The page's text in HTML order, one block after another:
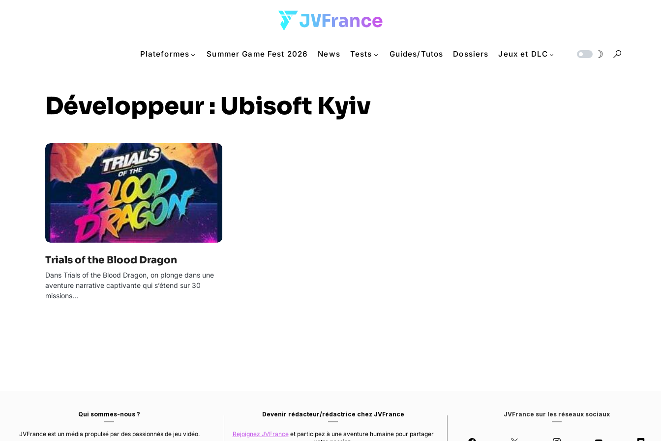
Plateformes Summer Game Fest 2026 News Tests Guides/Tutos Dossiers Jeux et DLC
Développeur : Ubisoft Kyiv
Trials of the Blood Dragon
Dans Trials of the Blood Dragon, on plonge dans une
aventure narrative captivante qui s’étend sur 30
missions…
Qui sommes-nous ?
JVFrance est un média propulsé par des passionnés de jeu vidéo.
Devenir rédacteur/rédactrice chez JVFrance
Rejoignez JVFranceet participez à une aventure humaine pour partager
JVFrance sur les réseaux sociaux